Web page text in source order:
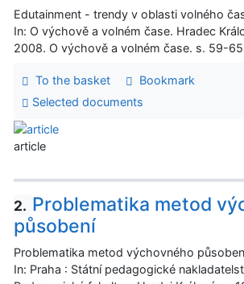
Edutainment - trendy v oblasti volného
In: O výchově a volném čase. Hradec
2008. O výchově a volném čase. s. 59-
To the basket
Bookmark
Selected documents
article
2. Problematika metod
působení
Problematika metod výchovného
In: Praha : Státní pedagogické